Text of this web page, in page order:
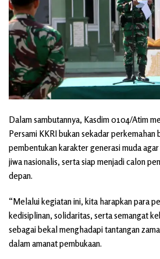
Dalam sambutannya, Kasdim 0104/Atim
Persami KKRI bukan sekadar perkemahan
pembentukan karakter generasi muda
jiwa nasionalis, serta siap menjadi calon
depan.
“Melalui kegiatan ini, kita harapkan para
kedisiplinan, solidaritas, serta semangat
sebagai bekal menghadapi tantangan
dalam amanat pembukaan.